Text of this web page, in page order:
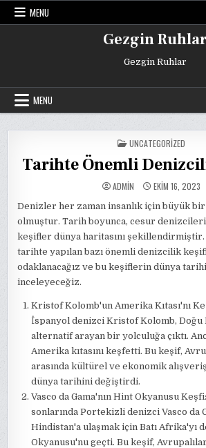
Skip
MENU
Gezgin Ruhlar
Gezgin Ruhlar
MENU
POSTED
IN
UNCATEGORIZED
Tarihte Önemli
ADMIN EKIM 16, 2023
Denizler her zaman insanlık için büyük bir
olmuştur. Tarih boyunca, cesur
keşifler dünya haritasını şekillendirmiştir.
tarihte yapılan bazı önemli denizcilik
odaklanacağız ve bu keşiflerin dünya
inceleyeceğiz.
Kristof Kolomb'un Amerika Kıtası'nı
İspanyol denizci Kristof Kolomb, Doğu
alternatif arayan bir yolculuğa çıktı.
Amerika kıtasını keşfetti. Bu keşif,
arasında kültürel ve ekonomik
dünya tarihini değiştirdi.
Vasco da Gama'nın Hint Okyanusu
sonlarında Portekizli denizci Vasco da
Hindistan'a ulaşmak için Batı Afrika'yı
Okyanusu'nu geçti. Bu keşif,